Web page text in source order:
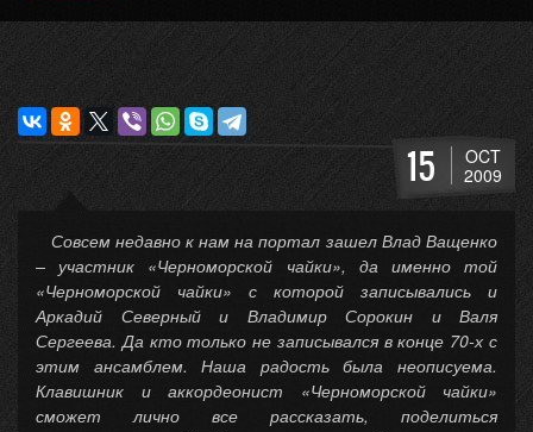
15
OCT
2009
Совсем недавно к нам на портал зашел Влад Ващенко
– участник «Черноморской чайки», да именно той
«Черноморской чайки» с которой записывались и
Аркадий Северный и Владимир Сорокин и Валя
Сергеева. Да кто только не записывался в конце 70-х с
этим ансамблем. Наша радость была неописуема.
Клавишник и аккордеонист «Черноморской чайки»
сможет лично все рассказать, поделиться